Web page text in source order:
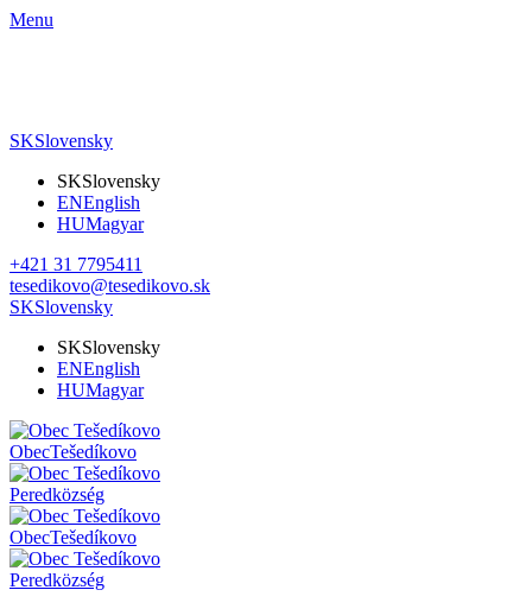
Menu
SKSlovensky
SKSlovensky
ENEnglish
HUMagyar
+421 31 7795411
tesedikovo@tesedikovo.sk
SKSlovensky
SKSlovensky
ENEnglish
HUMagyar
ObecTešedíkovo
Peredközség
ObecTešedíkovo
Peredközség